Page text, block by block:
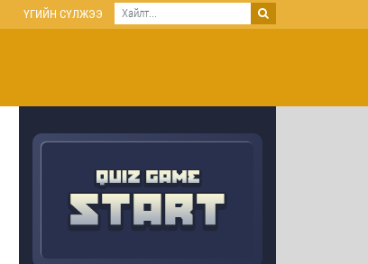
ҮГИЙН СҮЛЖЭЭ